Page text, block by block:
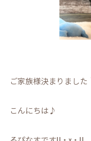
ご家族様決まりました
こんにちは♪